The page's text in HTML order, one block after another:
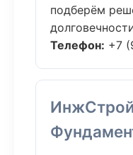
подберём
Телефон: +7